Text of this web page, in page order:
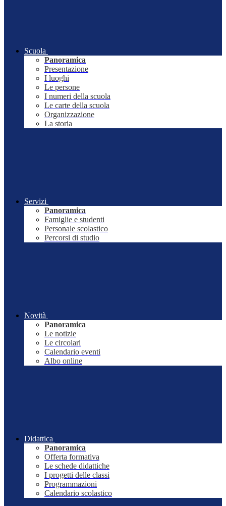
Scuola
Panoramica
Presentazione
I luoghi
Le persone
I numeri della scuola
Le carte della scuola
Organizzazione
La storia
Servizi
Panoramica
Famiglie e studenti
Personale scolastico
Percorsi di studio
Novità
Panoramica
Le notizie
Le circolari
Calendario eventi
Albo online
Didattica
Panoramica
Offerta formativa
Le schede didattiche
I progetti delle classi
Programmazioni
Calendario scolastico